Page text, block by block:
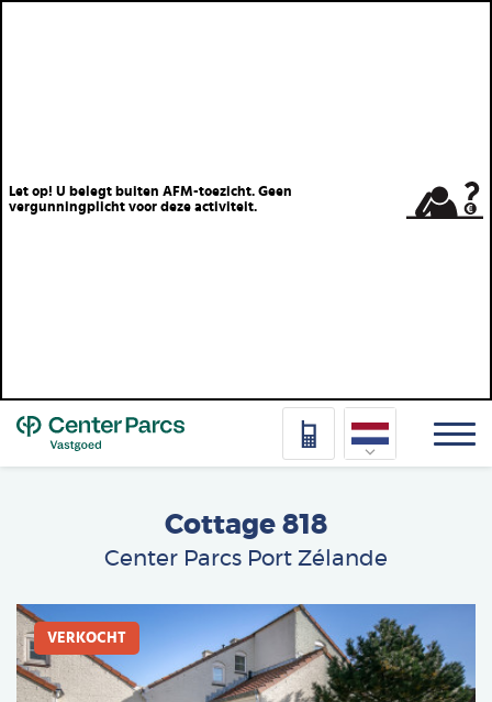
Let op! U belegt buiten AFM-toezicht. Geen
vergunningplicht voor deze activiteit.
Deutsch
Vlaams
Cottage 818
Center Parcs Port Zélande
VERKOCHT
Afbeelding